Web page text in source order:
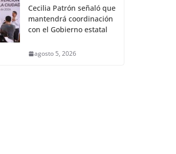
Cecilia Patrón señaló que
mantendrá coordinación
con el Gobierno estatal
agosto 5, 2026